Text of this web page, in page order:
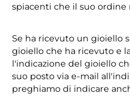
spiacenti che il suo ordine
Se ha ricevuto un gioiello
gioiello che ha ricevuto e
l'indicazione del gioiello
suo posto via e-mail
preghiamo di indicare